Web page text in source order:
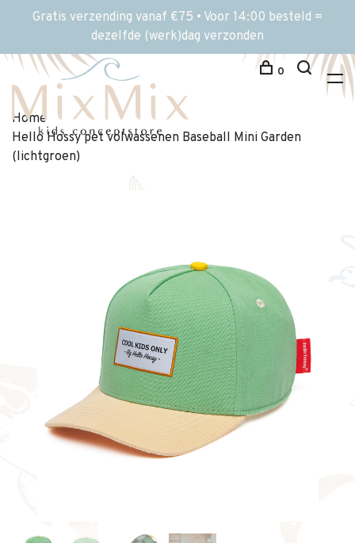
Gratis verzending vanaf €75 • Voor 14:00 besteld =
dezelfde (werk)dag verzonden
0
Home
Hello Hossy pet volwassenen Baseball Mini Garden
(lichtgroen)